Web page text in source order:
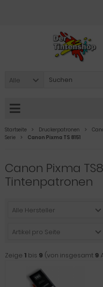
Alle
Startseite Druckerpatronen
Serie
Canon Pixma TS 8151
Canon Pixma
Tintenpatronen
Alle Hersteller
Artikel pro Seite
Zeige 1 bis 9 (von insgesamt 9